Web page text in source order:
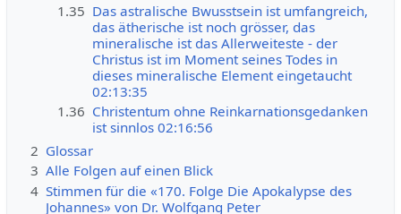
1.35 Das astralische Bwusstsein ist umfangreich,
das ätherische ist noch grösser, das
mineralische ist das Allerweiteste - der
Christus ist im Moment seines Todes in
dieses mineralische Element eingetaucht
02:13:35
1.36 Christentum ohne Reinkarnationsgedanken
ist sinnlos 02:16:56
2 Glossar
3 Alle Folgen auf einen Blick
4 Stimmen für die «170. Folge Die Apokalypse des
Johannes» von Dr. Wolfgang Peter